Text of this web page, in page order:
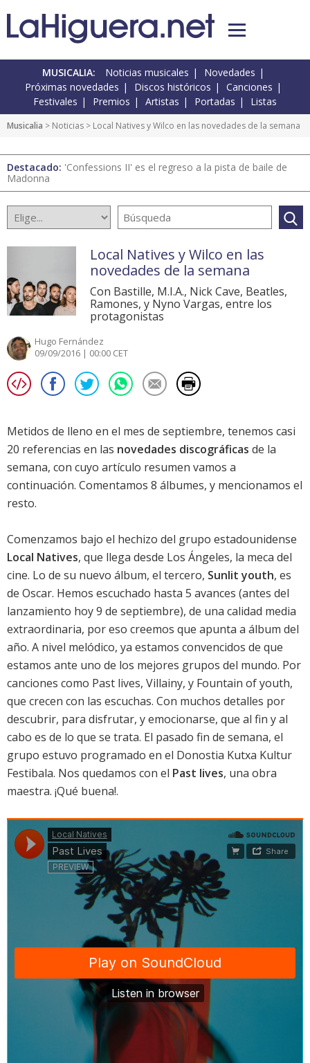
MUSICALIA: Noticias musicales
Novedades
Próximas novedades
Discos históricos
Canciones
Festivales
Premios Artistas Portadas Listas
Musicalia > Noticias > Local Natives y Wilco en las novedades de la semana
Destacado: 'Confessions II' es el regreso a la pista de baile de
Madonna
Local Natives y Wilco en las
novedades de la semana
Con Bastille, M.I.A., Nick Cave, Beatles,
Ramones, y Nyno Vargas, entre los
protagonistas
Hugo Fernández
09/09/2016 | 00:00 CET
Metidos de lleno en el mes de septiembre, tenemos casi
20 referencias en las novedades discográficas de la
semana, con cuyo artículo resumen vamos a
continuación. Comentamos 8 álbumes, y mencionamos el
resto.
Comenzamos bajo el hechizo del grupo estadounidense
Local Natives, que llega desde Los Ángeles, la meca del
cine. Lo de su nuevo álbum, el tercero, Sunlit youth, es
de Oscar. Hemos escuchado hasta 5 avances (antes del
lanzamiento hoy 9 de septiembre), de una calidad media
extraordinaria, por eso creemos que apunta a álbum del
año. A nivel melódico, ya estamos convencidos de que
estamos ante uno de los mejores grupos del mundo. Por
canciones como Past lives, Villainy, y Fountain of youth,
que crecen con las escuchas. Con muchos detalles por
descubrir, para disfrutar, y emocionarse, que al fin y al
cabo es de lo que se trata. El pasado fin de semana, el
grupo estuvo programado en el Donostia Kutxa Kultur
Festibala. Nos quedamos con el Past lives, una obra
maestra. ¡Qué buena!.